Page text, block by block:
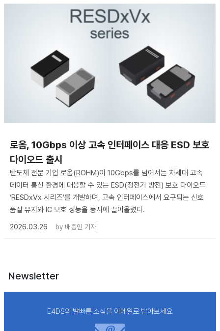
로옴, 10Gbps 이상 고속 인터페이스 대응 ESD 보호
다이오드 출시
반도체 전문 기업 로옴(ROHM)이 10Gbps를 넘어서는 차세대 고속
데이터 통신 환경에 대응할 수 있는 ESD(정전기 방전) 보호 다이오드
‘RESDxVx 시리즈’를 개발하며, 고속 인터페이스에서 요구되는 신호
품질 유지와 IC 보호 성능을 동시에 끌어올렸다.
2026.03.26
by 배종인 기자
Newsletter
E4DS의 발빠른 소식을 이메일로 받아보세요